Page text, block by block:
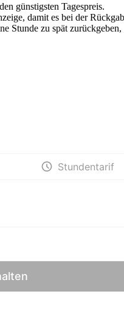
günstigsten Tagespreis.
damit es bei der
zu spät